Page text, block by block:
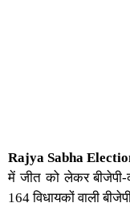
Rajya Sabha
में जीत को लेकर
164 विधायकों वाली